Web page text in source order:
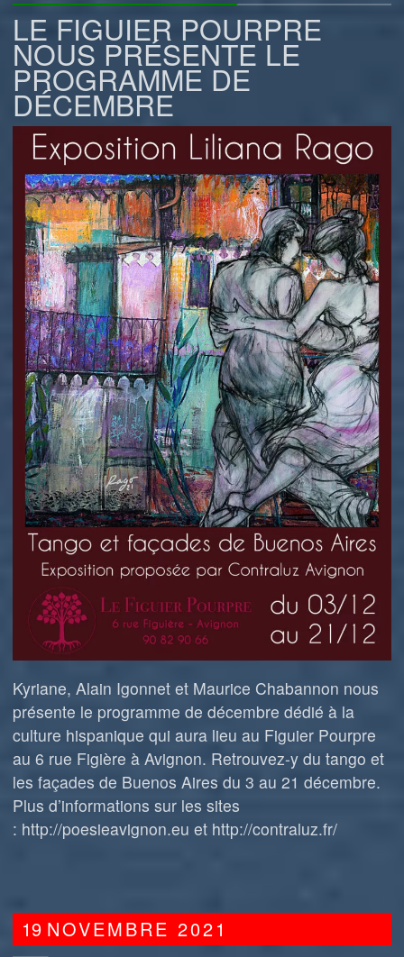
LE FIGUIER POURPRE
NOUS PRÉSENTE LE
PROGRAMME DE
DÉCEMBRE
Kyriane, Alain Igonnet et Maurice Chabannon nous
présente le programme de décembre dédié à la
culture hispanique qui aura lieu au Figuier Pourpre
au 6 rue Figière à Avignon. Retrouvez-y du tango et
les façades de Buenos Aires du 3 au 21 décembre.
Plus d’informations sur les sites
: http://poesieavignon.eu et http://contraluz.fr/
19 NOVEMBRE2021